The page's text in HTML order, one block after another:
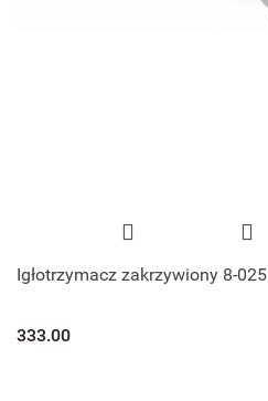
Igłotrzymacz zakrzywiony 8-025
333.00